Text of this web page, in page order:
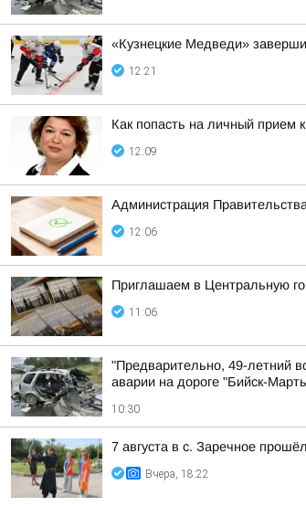
«Кузнецкие Медведи»
12:21
Как попасть на личный прием
12:09
Администрация
12:06
Приглашаем в Центральную
11:06
"Предварительно, 49-летний
аварии на дороге "Бийск-
10:30
7 августа в с. Заречное
Вчера, 18:22